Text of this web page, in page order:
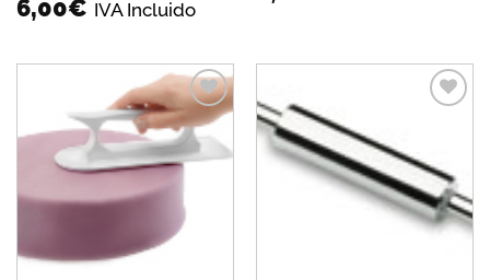
6,00€ IVA Incluido
Añadir
a la
lista de
lista de
deseos